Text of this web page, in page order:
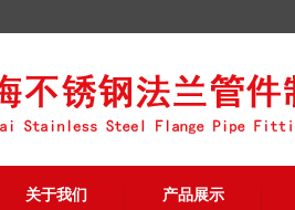
关于我们 产品展示